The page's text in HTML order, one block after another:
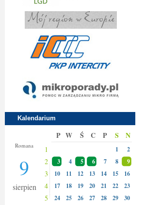
Kalendarium
Romana
9
sierpien
P W Ś C P S N
1 1 2
2 3 4 5 6 7 8 9
3 10 11 12 13 14 15 16
4 17 18 19 20 21 22 23
5 24 25 26 27 28 29 30